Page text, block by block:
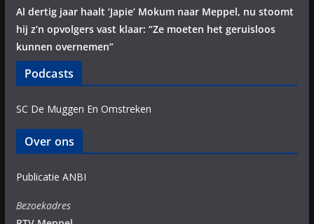
Al dertig jaar haalt ‘Japie’ Mokum naar Meppel, nu stoomt
hij z’n opvolgers vast klaar: “Ze moeten het geruisloos
kunnen overnemen”
Podcasts
SC De Muggen En Omstreken
Over ons
Publicatie ANBI
Bezoekadres